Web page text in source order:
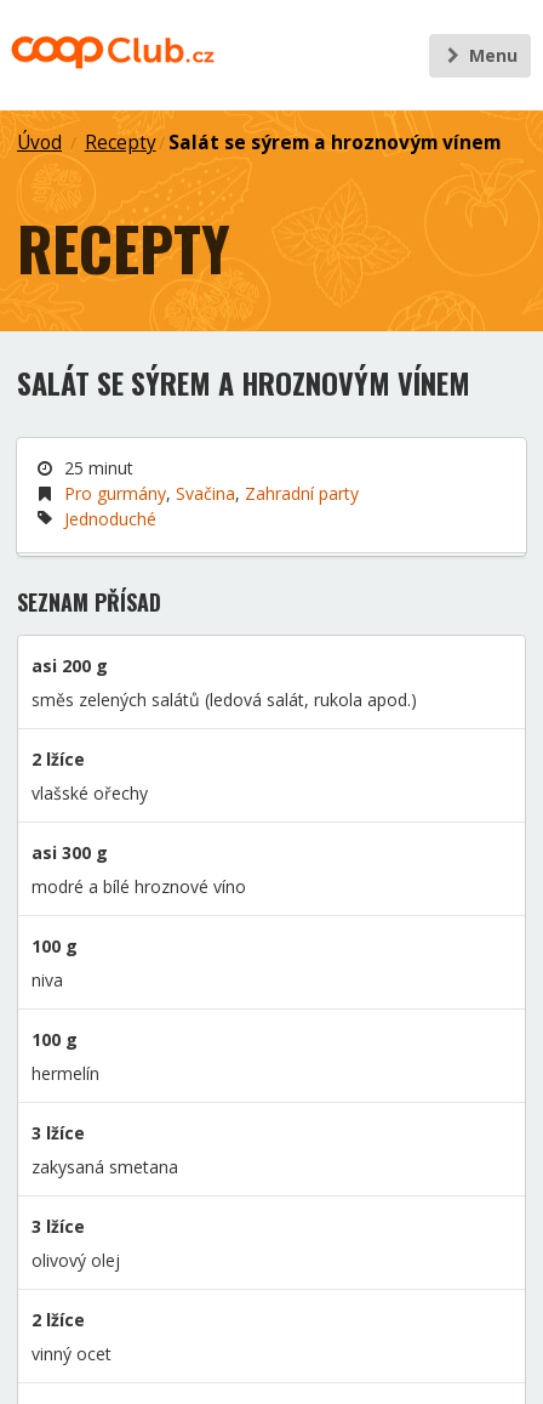
Menu
Úvod / Recepty/ Salát se sýrem a hroznovým vínem
RECEPTY
SALÁT SE SÝREM A HROZNOVÝM VÍNEM
25 minut
Pro gurmány, Svačina, Zahradní party
Jednoduché
SEZNAM PŘÍSAD
asi 200 g
směs zelených salátů (ledová salát, rukola apod.)
2 lžíce
vlašské ořechy
asi 300 g
modré a bílé hroznové víno
100 g
niva
100 g
hermelín
3 lžíce
zakysaná smetana
3 lžíce
olivový olej
2 lžíce
vinný ocet